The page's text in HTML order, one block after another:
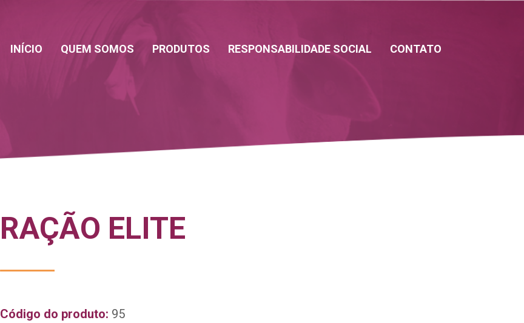
INÍCIO QUEM SOMOS PRODUTOS RESPONSABILIDADE SOCIAL CONTATO
RAÇÃO ELITE
Código do produto: 95